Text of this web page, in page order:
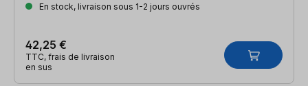
En stock, livraison sous 1-2 jours ouvrés
42,25 €
TTC, frais de livraison
en sus